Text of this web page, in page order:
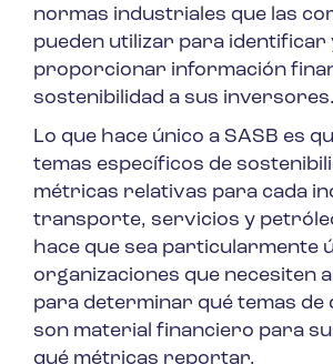
normas industriales que las
pueden utilizar para identificar
proporcionar información
sostenibilidad a sus inversores.
Lo que hace único a SASB es
temas específicos de
métricas relativas para cada
transporte, servicios y
hace que sea particularmente
organizaciones que necesiten
para determinar qué temas de
son material financiero para
qué métricas reportar.